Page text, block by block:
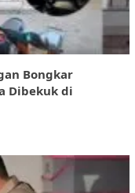
Bongkar
Dibekuk di